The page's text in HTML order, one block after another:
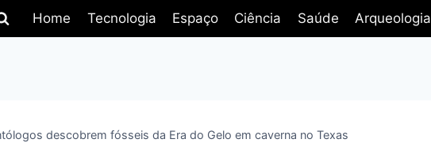
Home Tecnologia Espaço Ciência Saúde Arqueologia
descobrem fósseis da Era do Gelo em caverna no Texas